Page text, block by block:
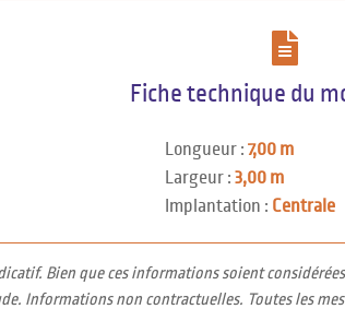
Fiche technique du
Longueur : 7,00 m
Largeur : 3,00 m
Implantation : Centrale
Bien que ces informations soient
Informations non contractuelles. Toutes les